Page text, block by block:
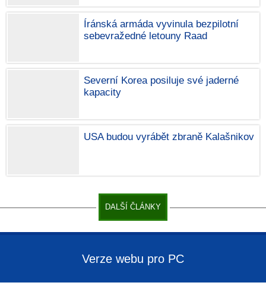
Íránská armáda vyvinula bezpilotní
sebevražedné letouny Raad
Severní Korea posiluje své jaderné
kapacity
USA budou vyrábět zbraně Kalašnikov
DALŠÍ ČLÁNKY
Verze webu pro PC